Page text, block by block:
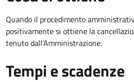
Quando il procedimento
positivamente si ottiene la
tenuto dall'Amministrazione.
Tempi e scadenze